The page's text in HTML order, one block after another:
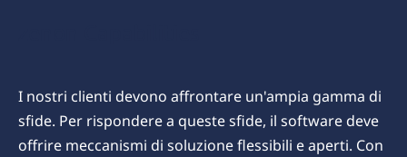
I nostri clienti devono affrontare un'ampia gamma di
sfide. Per rispondere a queste sfide, il software deve
offrire meccanismi di soluzione flessibili e aperti. Con